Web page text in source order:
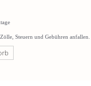
Steuern und Gebühren anfallen.